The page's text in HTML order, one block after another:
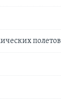
полетов